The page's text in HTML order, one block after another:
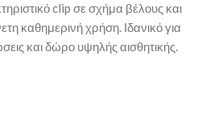
clip σε σχήμα βέλους και
καθημερινή χρήση. Ιδανικό για
και δώρο υψηλής αισθητικής.